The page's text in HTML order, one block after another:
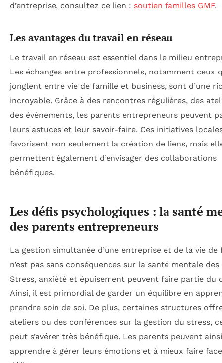
d’entreprise, consultez ce lien : soutien familles GMF.
Les avantages du travail en réseau
Le travail en réseau est essentiel dans le milieu
Les échanges entre professionnels, notamment ceux
jonglent entre vie de famille et business, sont d’une
incroyable. Grâce à des rencontres régulières, des
des événements, les parents entrepreneurs peuvent
leurs astuces et leur savoir-faire. Ces initiatives
favorisent non seulement la création de liens, mais
permettent également d’envisager des collaborations
bénéfiques.
Les défis psychologiques : la santé
des parents entrepreneurs
La gestion simultanée d’une entreprise et de la vie de
n’est pas sans conséquences sur la santé mentale
Stress, anxiété et épuisement peuvent faire partie du
Ainsi, il est primordial de garder un équilibre en
prendre soin de soi. De plus, certaines structures
ateliers ou des conférences sur la gestion du stress,
peut s’avérer très bénéfique. Les parents peuvent ainsi
apprendre à gérer leurs émotions et à mieux faire